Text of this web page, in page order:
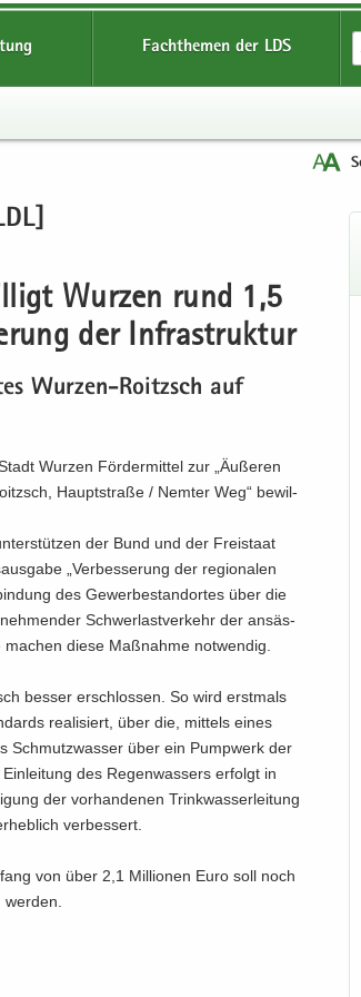
Fachthemen der LDS
Wur­zen rund 1,5
der In­fra­struk­tur
Wurzen-​Roitzsch auf
Wur­zen För­der­mit­tel zur „Äu­ße­ren
Haupt­stra­ße / Nem­ter Weg“ be­wil­
der Bund und der Frei­staat
„Ver­bes­se­rung der re­gio­na­len
des Ge­wer­be­stand­or­tes über die
Schwer­last­ver­kehr der an­säs­
diese Maß­nah­me not­wen­dig.
bes­ser er­schlos­sen. So wird erst­mals
rea­li­siert, über die, mit­tels eines
Schmutz­was­ser über ein Pump­werk der
des Re­gen­was­sers er­folgt in
der vor­han­de­nen Trink­was­ser­lei­tung
ver­bes­sert.
von über 2,1 Mil­lio­nen Euro soll noch